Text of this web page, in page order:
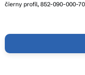
čierny profil, 852-090-000-
je